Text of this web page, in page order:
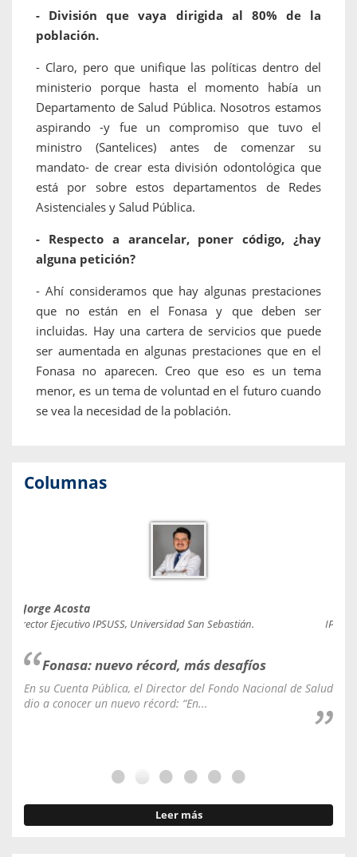
- División que vaya dirigida al 80% de la
población.
- Claro, pero que unifique las políticas dentro del
ministerio porque hasta el momento había un
Departamento de Salud Pública. Nosotros estamos
aspirando -y fue un compromiso que tuvo el
ministro (Santelices) antes de comenzar su
mandato- de crear esta división odontológica que
está por sobre estos departamentos de Redes
Asistenciales y Salud Pública.
- Respecto a arancelar, poner código, ¿hay
alguna petición?
- Ahí consideramos que hay algunas prestaciones
que no están en el Fonasa y que deben ser
incluidas. Hay una cartera de servicios que puede
ser aumentada en algunas prestaciones que en el
Fonasa no aparecen. Creo que eso es un tema
menor, es un tema de voluntad en el futuro cuando
se vea la necesidad de la población.
Columnas
Jorge Acosta
Director Ejecutivo IPSUSS, Universidad San Sebastián.
Fonasa: nuevo récord, más desafíos
En su Cuenta Pública, el Director del Fondo Nacional de Salud
dio a conocer un nuevo récord: “En...
Leer más